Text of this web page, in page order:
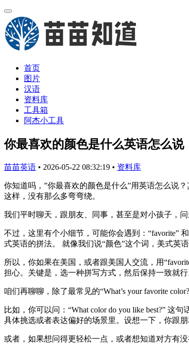
首页
图片
汉语
资料库
工具箱
阿杰小工具
你最喜欢的颜色是什么英语怎么说
苗苗英语 • 2026-05-22 08:32:19 • 资料库
你知道吗，”你最喜欢的颜色是什么”用英语怎么说
这样，没有那么多弯弯绕。
我们平时聊天，跟朋友、同事，甚至是对小孩子，问
不过，这里有个小细节，可能你会遇到：“favorite”
式英语的拼法。 就像我们说“颜色”这个词，美式英语
所以，你如果在美国，或者跟美国人交流，用
担心。关键是，选一种拼写方式，然后保持一致就行
咱们再聊聊，除了最常见的“What’s your favorite
比如，你可以问：“What color do you like best?”
具体挑选或者表达偏好的场景里。设想一下，你跟朋
或者，如果想问得更轻松一点，或者想知道对方有没